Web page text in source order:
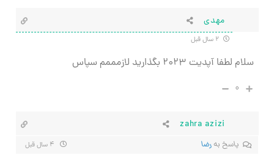
مهدی
سلام لطفا آپدیت ۲۰۲۳ بگذارید لازمممم سپاس
۰
zahra azizi
پاسخ بهرضا